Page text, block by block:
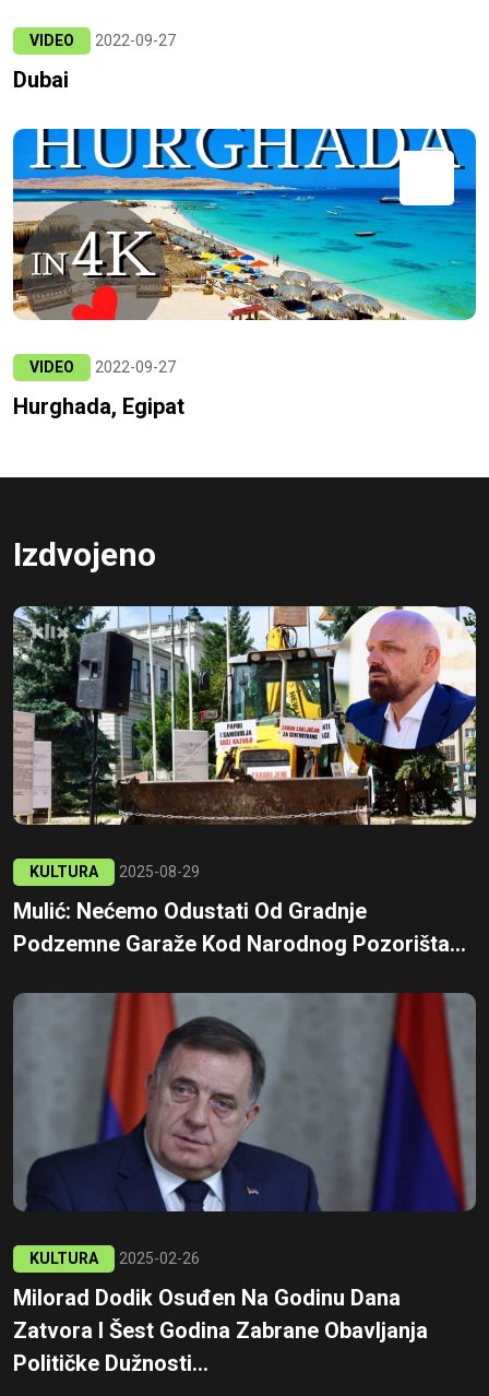
VIDEO 2022-09-27
Dubai
VIDEO 2022-09-27
Hurghada, Egipat
Izdvojeno
KULTURA 2025-08-29
Mulić: Nećemo Odustati Od Gradnje
Podzemne Garaže Kod Narodnog Pozorišta...
KULTURA 2025-02-26
Milorad Dodik Osuđen Na Godinu Dana
Zatvora I Šest Godina Zabrane Obavljanja
Političke Dužnosti...